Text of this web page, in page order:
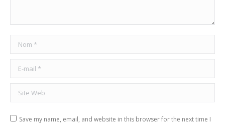
Nom *
E-mail *
Site Web
Save my name, email, and website in this browser for the next time I